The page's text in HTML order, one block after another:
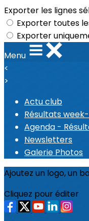
Exporter les lignes
Exporter toutes
Exporter
Menu
<
>
Actu club
Résultats
Agenda -
Newsletters
Galerie Photos
Ajoutez un logo, un
Cliquez pour éditer